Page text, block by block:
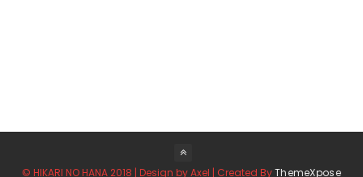
© HIKARI NO HANA 2018 | Design by Axel | Created ByThemeXpose